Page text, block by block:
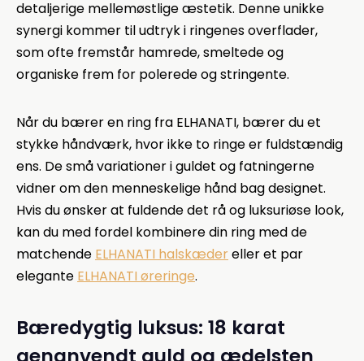
detaljerige mellemøstlige æstetik. Denne unikke
synergi kommer til udtryk i ringenes overflader,
som ofte fremstår hamrede, smeltede og
organiske frem for polerede og stringente.
Når du bærer en ring fra ELHANATI, bærer du et
stykke håndværk, hvor ikke to ringe er fuldstændig
ens. De små variationer i guldet og fatningerne
vidner om den menneskelige hånd bag designet.
Hvis du ønsker at fuldende det rå og luksuriøse look,
kan du med fordel kombinere din ring med de
matchende ELHANATI halskædereller et par
elegante ELHANATI øreringe.
Bæredygtig luksus: 18 karat